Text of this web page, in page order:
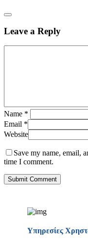
Leave a Reply
Name *
Email *
Website
Save my name, email,
time I comment.
Υπηρεσίες